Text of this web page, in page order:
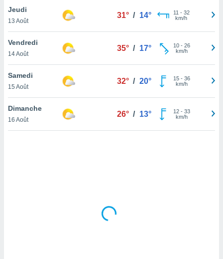
la
du
en
de
Jeudi
13 Août
31° / 14° 11 - 32
km/h
Vendredi
14 Août
35° / 17° 10- 26
km/h
Samedi
15 Août
32° / 20° 15- 36
km/h
Dimanche
16 Août
26° / 13° 12- 33
km/h